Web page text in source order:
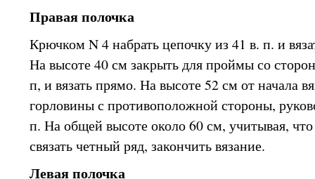
Правая полочка
Крючком N 4 набрать цепочку из 41 в. п. и
На высоте 40 см закрыть для проймы со
п, и вязать прямо. На высоте 52 см от начала
горловины с противоположной стороны,
п. На общей высоте около 60 см, учитывая,
связать четный ряд, закончить вязание.
Левая полочка